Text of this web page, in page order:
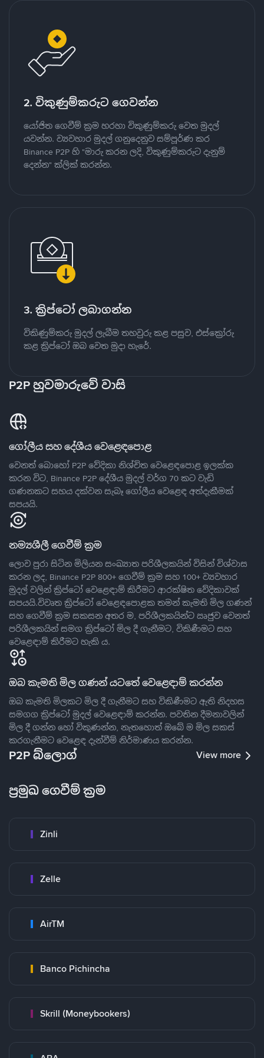
2. විකුණුම්කරුට ගෙවන්න
යෝජිත ගෙවීම් ක්‍රම හරහා විකුණුම්කරු වෙත මුදල්
යවන්න. ව්‍යවහාර මුදල් ගනුදෙනුව සම්පූර්ණ කර
Binance P2P හි "මාරු කරන ලදි, විකුණුම්කරුට දැනුම්
දෙන්න" ක්ලික් කරන්න.
3. ක්‍රිප්ටෝ ලබාගන්න
විකිණුම්කරු මුදල් ලැබීම තහවුරු කළ පසුව, එස්ක්‍රෝරු
කළ ක්‍රිප්ටෝ ඔබ වෙත මුදා හැරේ.
P2P හුවමාරුවේ වාසි
ගෝලීය සහ දේශීය වෙළෙඳපොළ
වෙනත් බොහෝ P2P වේදිකා නිශ්චිත වෙළෙඳපොළ ඉලක්ක
කරන විට, Binance P2P දේශීය මුදල් වර්ග 70 කට වැඩි
ගණනකට සහය දක්වන සැබෑ ගෝලීය වෙළෙඳ අත්දැකීමක්
සපයයි.
නම්‍යශීලී ගෙවීම් ක්‍රම
ලොව පුරා සිටින මිලියන සංඛ්‍යාත පරිශීලකයින් විසින් විශ්වාස
කරන ලද, Binance P2P 800+ ගෙවීම් ක්‍රම සහ 100+ ව්‍යවහාර
මුදල් වලින් ක්‍රිප්ටෝ වෙළෙඳාම් කිරීමට ආරක්ෂිත වේදිකාවක්
සපයයි.විවෘත ක්‍රිප්ටෝ වෙළෙඳපොළක තමන් කැමති මිල ගණන්
සහ ගෙවීම් ක්‍රම සකසන අතර ම, පරිශීලකයින්ට ඍජුව වෙනත්
පරිශීලකයින් සමග ක්‍රිප්ටෝ මිල දී ගැනීමට, විකිණීමට සහ
වෙළෙඳාම් කිරීමට හැකි ය.
ඔබ කැමති මිල ගණන් යටතේ වෙළෙඳාම් කරන්න
ඔබ කැමති මිලකට මිල දී ගැනීමට සහ විකිණීමට ඇති නිදහස
සමගග ක්‍රිප්ටෝ මුදල් වෙළෙඳාම් කරන්න. පවතින දීමනාවලින්
මිල දී ගන්න හෝ විකුණන්න, නැතහොත් ඔබේ ම මිල සකස්
කරගැනීමට වෙළෙඳ දැන්වීම් නිර්මාණය කරන්න.
P2P බ්ලොග් View more
ප්‍රමුඛ ගෙවීම් ක්‍රම
Zinli
Zelle
AirTM
Banco Pichincha
Skrill (Moneybookers)